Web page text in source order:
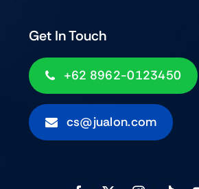
Get In Touch
+62 8962-0123450
cs@jualon.com